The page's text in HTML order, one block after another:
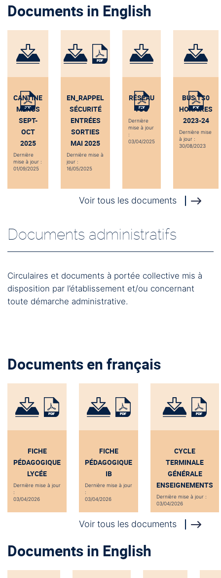
Documents in English
CANTINE
MENUS
SEPT-
OCT
2025
Dernière
mise à jour :
01/09/2025
EN_RAPPEL
SÉCURITÉ
ENTRÉES
SORTIES
MAI 2025
Dernière mise à
jour :
16/05/2025
RÉSEAU
TSO
Dernière
mise à jour
:
03/04/2025
BUS TS0
HORAIRES
2023-24
Dernière mise
à jour :
30/08/2023
Voir tous les documents
Documents administratifs
Circulaires et documents à portée collective mis à
disposition par l’établissement et/ou concernant
toute démarche administrative.
Documents en français
FICHE
PÉDAGOGIQUE
LYCÉE
Dernière mise à jour
:
03/04/2026
FICHE
PÉDAGOGIQUE
IB
Dernière mise à jour
:
03/04/2026
CYCLE
TERMINALE
GÉNÉRALE
ENSEIGNEMENTS
Dernière mise à jour :
03/04/2026
Voir tous les documents
Documents in English